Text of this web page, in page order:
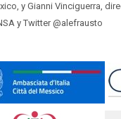
y Gianni Vinciguerra,
y Twitter @alefrausto